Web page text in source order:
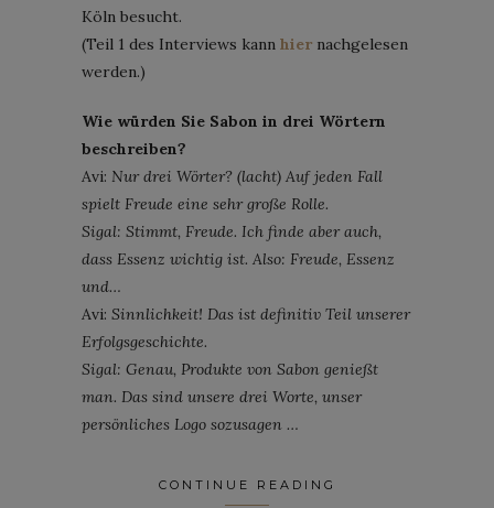
Köln besucht.
(Teil 1 des Interviews kann hier nachgelesen
werden.)
Wie würden Sie Sabon in drei Wörtern
beschreiben?
Avi: Nur drei Wörter? (lacht) Auf jeden Fall
spielt Freude eine sehr große Rolle.
Sigal: Stimmt, Freude. Ich finde aber auch,
dass Essenz wichtig ist. Also: Freude, Essenz
und…
Avi: Sinnlichkeit! Das ist definitiv Teil unserer
Erfolgsgeschichte.
Sigal: Genau, Produkte von Sabon genießt
man. Das sind unsere drei Worte, unser
persönliches Logo sozusagen …
CONTINUE READING